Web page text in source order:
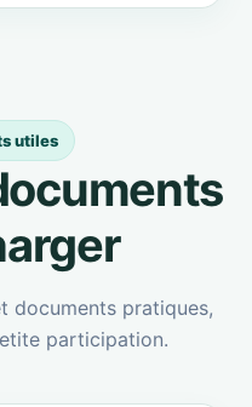
utiles
documents pratiques,
participation.